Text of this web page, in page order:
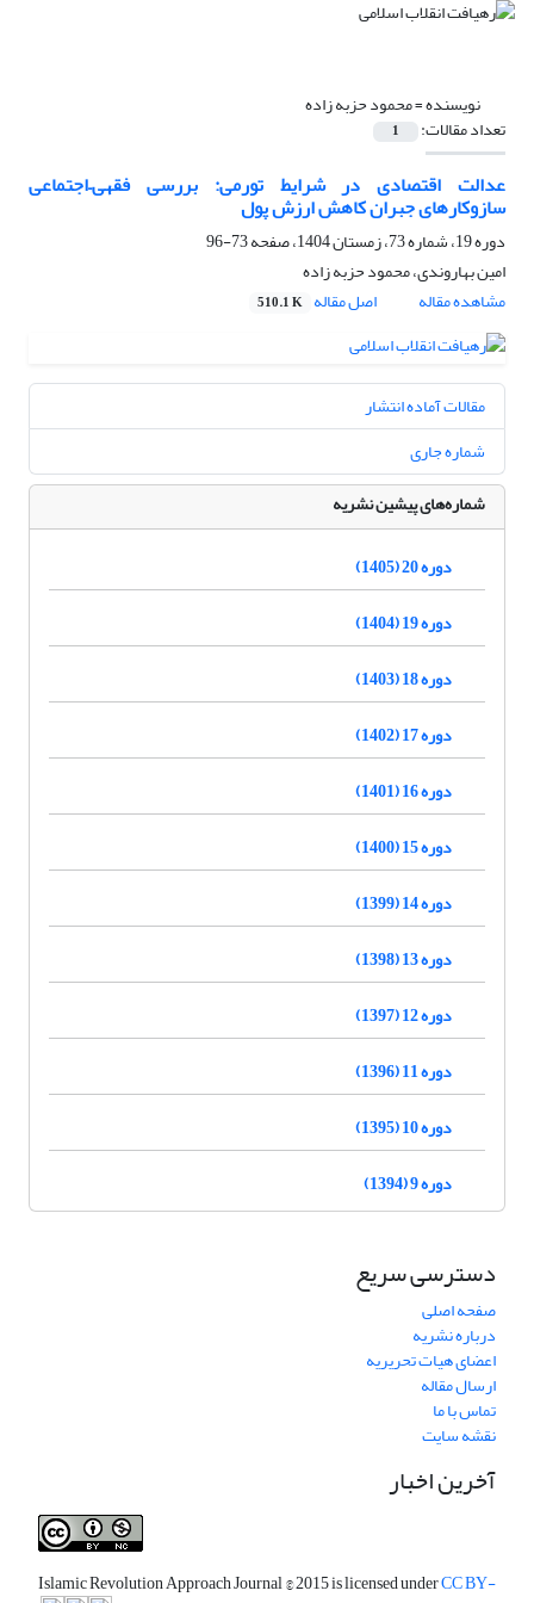
نویسنده =محمود حزبه زاده
تعداد مقالات: 1
عدالت اقتصادی در شرایط تورمی: بررسی فقهی–اجتماعی
سازوکارهای جبران کاهش ارزش پول
دوره 19، شماره 73، زمستان 1404، صفحه
73-96
امین بهاروندی، محمود حزبه زاده
مشاهده مقاله
اصل مقاله 510.1 K
مقالات آماده انتشار
شماره جاری
شماره‌های پیشین نشریه
دوره 20 (1405)
دوره 19 (1404)
دوره 18 (1403)
دوره 17 (1402)
دوره 16 (1401)
دوره 15 (1400)
دوره 14 (1399)
دوره 13 (1398)
دوره 12 (1397)
دوره 11 (1396)
دوره 10 (1395)
دوره 9 (1394)
دسترسی سریع
صفحه اصلی
درباره نشریه
اعضای هیات تحریریه
ارسال مقاله
تماس با ما
نقشه سایت
آخرین اخبار
Islamic Revolution Approach Journal© 2015 is licensed underCC BY-